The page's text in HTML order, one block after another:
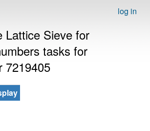
log in
Lattice Sieve for
tasks for
7219405